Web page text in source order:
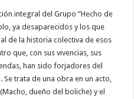
integral del Grupo “Hecho de
ya desaparecidos y los que
de la historia colectiva de esos
que, con sus vivencias, sus
han sido forjadores del
trata de una obra en un acto,
dueño del boliche) y el